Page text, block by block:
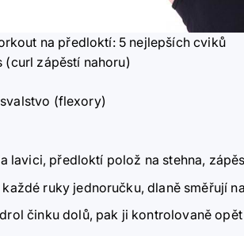
na předloktí: 5 nejlepších cviků
(curl zápěstí nahoru)
(flexory)
lavici, předloktí polož na stehna,
ruky jednoručku, dlaně směřují
činku dolů, pak ji kontrolovaně